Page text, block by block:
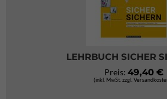
LEHRBUCH SICHER
Preis: 49,40 €
(inkl. MwSt. zzgl.